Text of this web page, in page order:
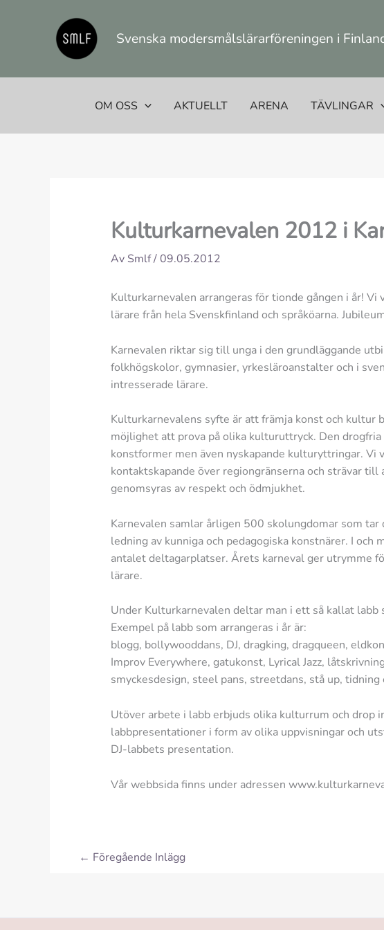
Svenska modersmålslärarföreningen i
OM OSS AKTUELLT ARENA TÄVLINGAR
Kulturkarnevalen 2012 i
Av Smlf/ 09.05.2012
Kulturkarnevalen arrangeras för tionde gången i år!
lärare från hela Svenskfinland och språköarna.
Karnevalen riktar sig till unga i den grundläggande
folkhögskolor, gymnasier, yrkesläroanstalter och i
intresserade lärare.
Kulturkarnevalens syfte är att främja konst och kultur
möjlighet att prova på olika kulturuttryck. Den
konstformer men även nyskapande kulturyttringar.
kontaktskapande över regiongränserna och strävar till
genomsyras av respekt och ödmjukhet.
Karnevalen samlar årligen 500 skolungdomar som
ledning av kunniga och pedagogiska konstnärer. I och
antalet deltagarplatser. Årets karneval ger utrymme
lärare.
Under Kulturkarnevalen deltar man i ett så kallat
Exempel på labb som arrangeras i år är:
blogg, bollywooddans, DJ, dragking, dragqueen,
Improv Everywhere, gatukonst, Lyrical Jazz,
smyckesdesign, steel pans, streetdans, stå up, tidning
Utöver arbete i labb erbjuds olika kulturrum och drop
labbpresentationer i form av olika uppvisningar och
DJ-labbets presentation.
Vår webbsida finns under adressen
← Föregående Inlägg